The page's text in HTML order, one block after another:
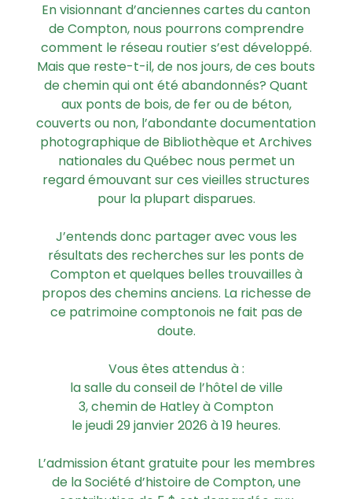
En visionnant d’anciennes cartes du canton
de Compton, nous pourrons comprendre
comment le réseau routier s’est développé.
Mais que reste-t-il, de nos jours, de ces bouts
de chemin qui ont été abandonnés? Quant
aux ponts de bois, de fer ou de béton,
couverts ou non, l’abondante documentation
photographique de Bibliothèque et Archives
nationales du Québec nous permet un
regard émouvant sur ces vieilles structures
pour la plupart disparues.
J’entends donc partager avec vous les
résultats des recherches sur les ponts de
Compton et quelques belles trouvailles à
propos des chemins anciens. La richesse de
ce patrimoine comptonois ne fait pas de
doute.
Vous êtes attendus à :
la salle du conseil de l’hôtel de ville
3, chemin de Hatley à Compton
le jeudi 29 janvier 2026 à 19 heures.
L’admission étant gratuite pour les membres
de la Société d’histoire de Compton, une